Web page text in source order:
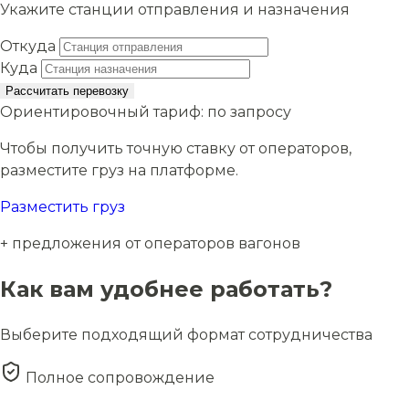
Укажите станции отправления и назначения
Откуда
Куда
Рассчитать перевозку
Ориентировочный тариф: по запросу
Чтобы получить точную ставку от операторов,
разместите груз на платформе.
Разместить груз
+ предложения от операторов вагонов
Как вам удобнее работать?
Выберите подходящий формат сотрудничества
Полное сопровождение